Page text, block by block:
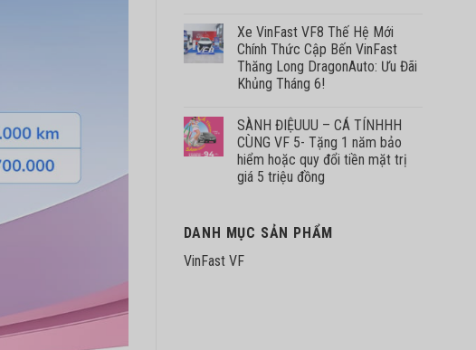
Xe VinFast VF8 Thế Hệ Mới
Chính Thức Cập Bến VinFast
Thăng Long DragonAuto: Ưu Đãi
Khủng Tháng 6!
SÀNH ĐIỆUUU – CÁ TÍNHHH
CÙNG VF 5- Tặng 1 năm bảo
hiểm hoặc quy đổi tiền mặt trị
giá 5 triệu đồng
DANH MỤC SẢN PHẨM
VinFast VF